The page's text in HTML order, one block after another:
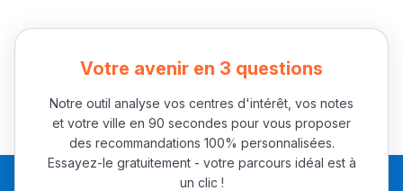
Votre avenir en 3 questions
Notre outil analyse vos centres d'intérêt, vos notes
et votre ville en 90 secondes pour vous proposer
des recommandations 100% personnalisées.
Essayez-le gratuitement - votre parcours idéal est à
un clic !